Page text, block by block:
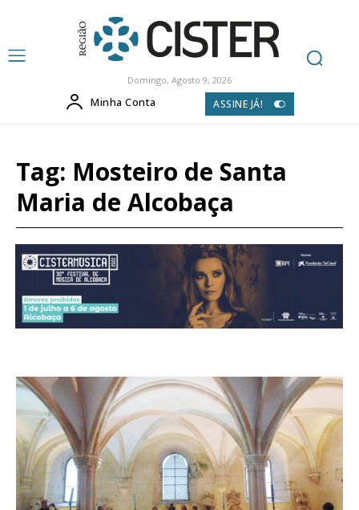
Domingo, Agosto 9, 2026
Minha Conta ASSINE JÁ!
Tag: Mosteiro de Santa
Maria de Alcobaça